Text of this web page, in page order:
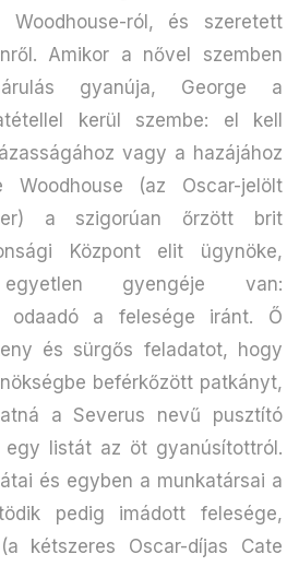
Woodhouse-ról, és szeretett
Amikor a nővel szemben
gyanúja, George a
kerül szembe: el kell
vagy a hazájához
Woodhouse (az Oscar-jelölt
a szigorúan őrzött brit
Központ elit ügynöke,
gyengéje van:
odaadó a felesége iránt. Ő
és sürgős feladatot, hogy
beférkőzött patkányt,
a Severus nevű pusztító
egy listát az öt gyanúsítottról.
és egyben a munkatársai a
pedig imádott felesége,
kétszeres Oscar-díjas Cate